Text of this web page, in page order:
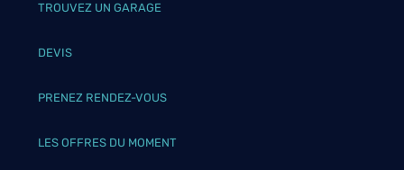
TROUVEZ UN GARAGE
DEVIS
PRENEZ RENDEZ-VOUS
LES OFFRES DU MOMENT